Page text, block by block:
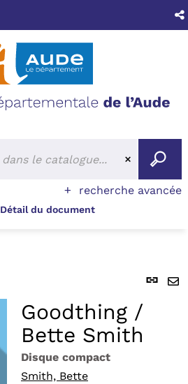
recherche avancée
Détail du document
Goodthing /
Bette Smith
Disque compact
Smith, Bette